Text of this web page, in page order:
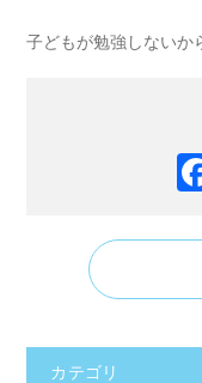
子どもが勉強しないか
カテゴリ